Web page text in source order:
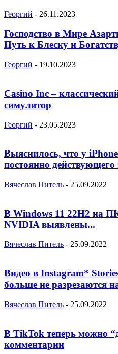
Георгий - 26.11.2023
Господство в Мире
Путь к Блеску и
Георгий - 19.10.2023
Casino Inc –
симулятор
Георгий - 23.05.2023
Выяснилось, что у
постоянно действующего
Вячеслав Питель - 25.09.2022
В Windows 11 22H2 на
NVIDIA выявлены...
Вячеслав Питель - 25.09.2022
Видео в Instagram*
больше не разрезаются
Вячеслав Питель - 25.09.2022
В TikTok теперь можно
комментарии